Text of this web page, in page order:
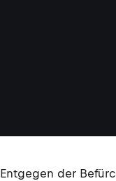
Entgegen der